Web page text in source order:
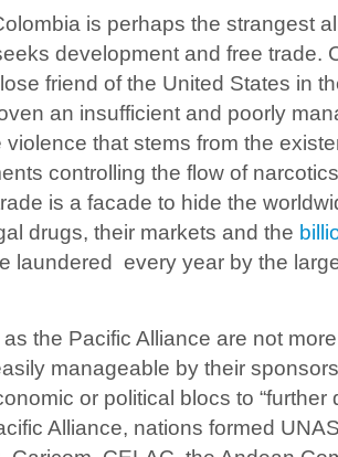
is perhaps the strangest
development and free trade.
friend of the United States in
an insufficient and poorly
violence that stems from the
controlling the flow of
is a facade to hide the
drugs, their markets and the
laundered every year by the
the Pacific Alliance are not
manageable by their
or political blocs to “further
Alliance, nations formed